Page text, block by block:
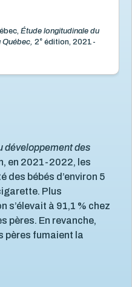
Étude longitudinale du
2e édition, 2021-
développement des
en 2021-2022, les
des bébés d’environ 5
Plus
s’élevait à 91,1 % chez
pères. En revanche,
pères fumaient la